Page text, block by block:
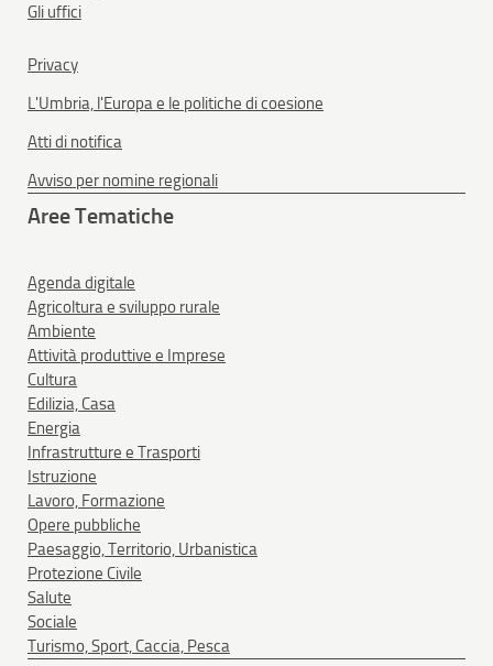
Gli uffici
Privacy
L'Umbria, l'Europa e le politiche di coesione
Atti di notifica
Avviso per nomine regionali
Aree Tematiche
Agenda digitale
Agricoltura e sviluppo rurale
Ambiente
Attività produttive e Imprese
Cultura
Edilizia, Casa
Energia
Infrastrutture e Trasporti
Istruzione
Lavoro, Formazione
Opere pubbliche
Paesaggio, Territorio, Urbanistica
Protezione Civile
Salute
Sociale
Turismo, Sport, Caccia, Pesca